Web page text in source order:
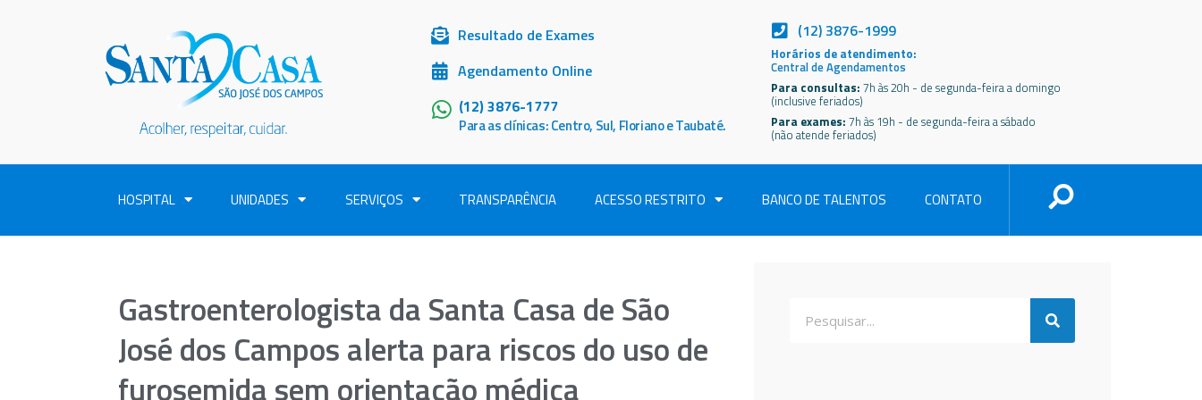
Resultado de Exames
Agendamento Online
(12) 3876-1777
Para as clínicas: Centro, Sul, Floriano e Taubaté.
(12) 3876-1999
Horários de atendimento:
Central de Agendamentos
Para consultas: 7h às 20h - de segunda-feira a domingo
(inclusive feriados)
Para exames: 7h às 19h - de segunda-feira a sábado
(não atende feriados)
HOSPITAL UNIDADES SERVIÇOS TRANSPARÊNCIA ACESSO RESTRITO BANCO DE TALENTOS CONTATO
Gastroenterologista da Santa Casa de São
José dos Campos alerta para riscos do uso de
furosemida sem orientação médica